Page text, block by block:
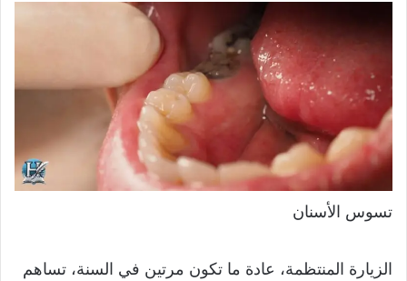
تسوس الأسنان
الزيارة المنتظمة، عادة ما تكون مرتين في السنة، تساهم